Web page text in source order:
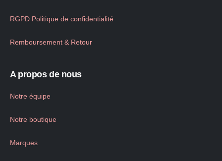
RGPD Politique de confidentialité
Remboursement & Retour
A propos de nous
Notre équipe
Notre boutique
Marques